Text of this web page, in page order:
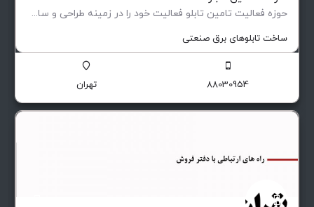
حوزه فعالیت تامین تابلو فعاليت خود را در زمينه طراحی و ساخت انواع تابلوهای فشار ضعيف و متوسط (فيكس و كشويی)…
ساخت تابلوهای برق صنعتی
88030954 تهران